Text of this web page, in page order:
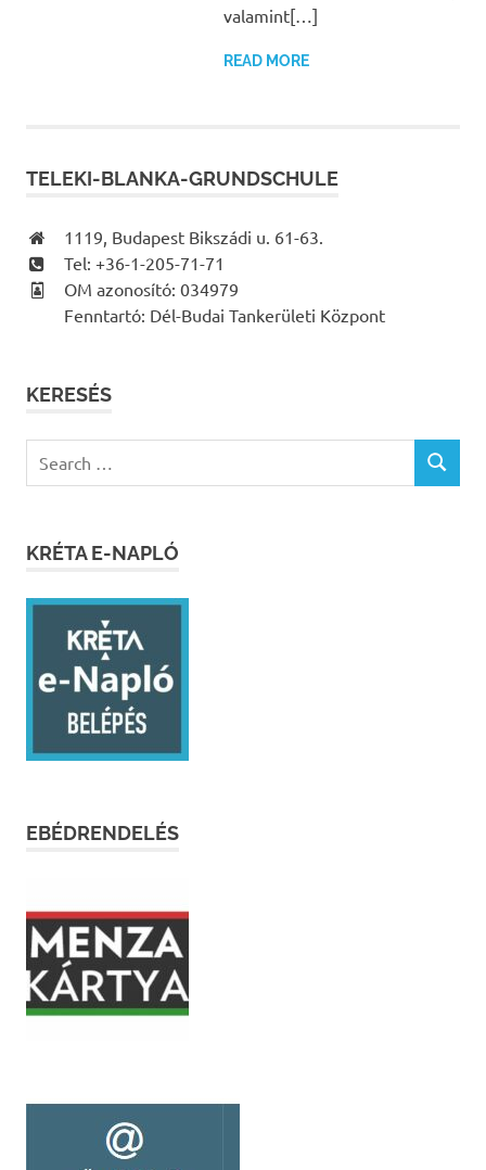
valamint[…]
READ MORE
TELEKI-BLANKA-GRUNDSCHULE
1119, Budapest Bikszádi u. 61-63.
Tel: +36-1-205-71-71
OM azonosító: 034979
Fenntartó: Dél-Budai Tankerületi Központ
KERESÉS
for:
SEARCH
KRÉTA E-NAPLÓ
EBÉDRENDELÉS